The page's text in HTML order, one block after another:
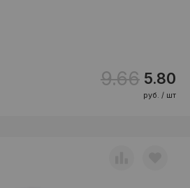
9.66 5.80
руб. / шт